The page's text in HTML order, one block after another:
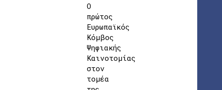
Ο
πρώτος
Ευρωπαϊκός
Κόμβος
Ψηφιακής
Καινοτομίας
στον
τομέα